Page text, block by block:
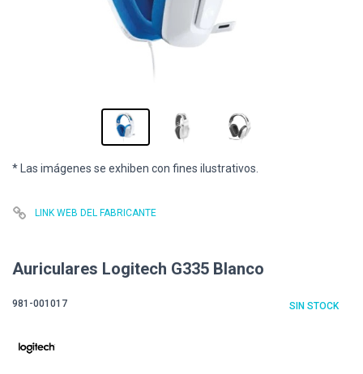
* Las imágenes se exhiben con fines ilustrativos.
LINK WEB DEL FABRICANTE
Auriculares Logitech G335 Blanco
981-001017 SIN STOCK